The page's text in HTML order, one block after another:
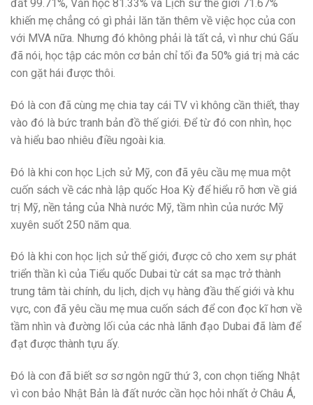
đất 99.71%, Văn học 81.33% và Lịch sử thế giới 71.67%
khiến mẹ chẳng có gì phải lăn tăn thêm về việc học của con
với MVA nữa. Nhưng đó không phải là tất cả, vì như chú Gấu
đã nói, học tập các môn cơ bản chỉ tối đa 50% giá trị mà các
con gặt hái được thôi.
Đó là con đã cùng mẹ chia tay cái TV vì không cần thiết, thay
vào đó là bức tranh bản đồ thế giới. Để từ đó con nhìn, học
và hiểu bao nhiêu điều ngoài kia.
Đó là khi con học Lịch sử Mỹ, con đã yêu cầu mẹ mua một
cuốn sách về các nhà lập quốc Hoa Kỳ để hiểu rõ hơn về giá
trị Mỹ, nền tảng của Nhà nước Mỹ, tầm nhìn của nước Mỹ
xuyên suốt 250 năm qua.
Đó là khi con học lịch sử thế giới, được cô cho xem sự phát
triển thần kì của Tiểu quốc Dubai từ cát sa mạc trở thành
trung tâm tài chính, du lịch, dịch vụ hàng đầu thế giới và khu
vực, con đã yêu cầu mẹ mua cuốn sách để con đọc kĩ hơn về
tầm nhìn và đường lối của các nhà lãnh đạo Dubai đã làm để
đạt được thành tựu ấy.
Đó là con đã biết sơ sơ ngôn ngữ thứ 3, con chọn tiếng Nhật
vì con bảo Nhật Bản là đất nước cần học hỏi nhất ở Châu Á,